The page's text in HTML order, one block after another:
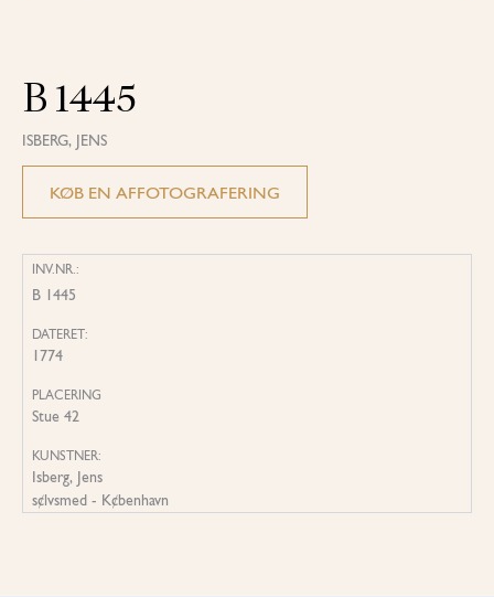
B 1445
ISBERG, JENS
KØB EN AFFOTOGRAFERING
INV.NR.:
B 1445
DATERET:
1774
PLACERING
Stue 42
KUNSTNER:
Isberg, Jens
s¢lvsmed - K¢benhavn